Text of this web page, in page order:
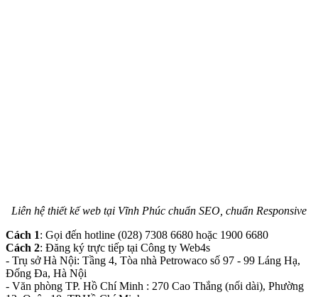
Liên hệ thiết kế web tại Vĩnh Phúc chuẩn SEO, chuẩn Responsive
Cách 1: Gọi đến hotline (028) 7308 6680 hoặc 1900 6680
Cách 2: Đăng ký trực tiếp tại Công ty Web4s
- Trụ sở Hà Nội: Tầng 4, Tòa nhà Petrowaco số 97 - 99 Láng Hạ,
Đống Đa, Hà Nội
- Văn phòng TP. Hồ Chí Minh : 270 Cao Thắng (nối dài), Phường